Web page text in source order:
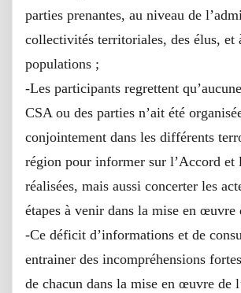
parties prenantes, au niveau de
collectivités territoriales, des élus, et
populations ;
-Les participants regrettent
CSA ou des parties n’ait été
conjointement dans les différents
région pour informer sur l’Accord et
réalisées, mais aussi concerter les
étapes à venir dans la mise en œuvre
-Ce déficit d’informations et de
entrainer des incompréhensions
de chacun dans la mise en œuvre de